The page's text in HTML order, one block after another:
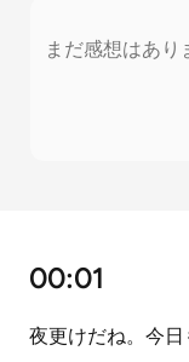
まだ感想はあり
00:01
夜更けだね。今日